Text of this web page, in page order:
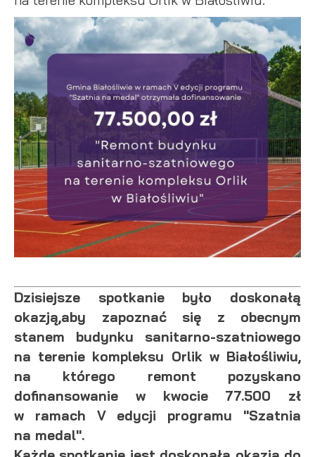
Dzisiejsze spotkanie było doskonałą
okazją,aby zapoznać się z obecnym
stanem budynku sanitarno-szatniowego
na terenie kompleksu Orlik w Białośliwiu,
na którego remont pozyskano
dofinansowanie w kwocie 77.500 zł
w ramach V edycji programu "Szatnia
na medal".
internetowej. Treści promocyjne mogą pojawić się na stronach
podmiotów trzecich lub firm będących naszymi partnerami
oraz innych dostawców usług. Firmy te działają w charakterze
pośredników prezentujących nasze treści w postaci
wiadomości, ofert, komunikatów mediów społecznościowych.